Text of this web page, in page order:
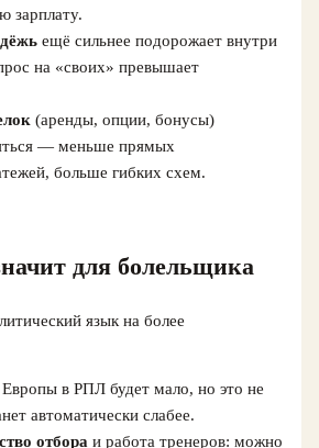
зарплату.
ещё сильнее подорожает внутри
на «своих» превышает
(аренды, опции, бонусы)
— меньше прямых
больше гибких схем.
для болельщика
язык на более
в РПЛ будет мало, но это не
автоматически слабее.
отбора и работа тренеров: можно